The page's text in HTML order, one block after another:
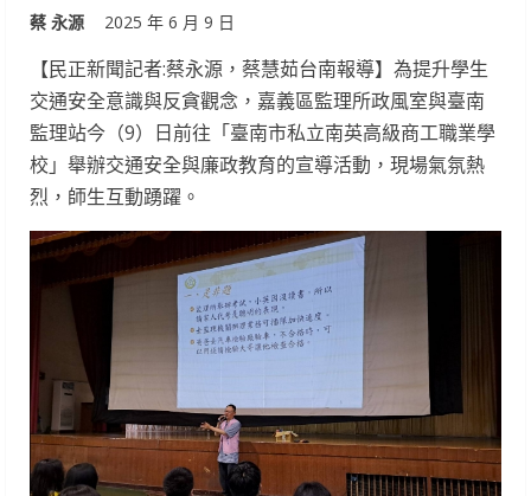
蔡 永源 2025 年 6 月 9 日
【民正新聞記者:蔡永源，蔡慧茹台南報導】為提升學生
交通安全意識與反貪觀念，嘉義區監理所政風室與臺南
監理站今（9）日前往「臺南市私立南英高級商工職業學
校」舉辦交通安全與廉政教育的宣導活動，現場氣氛熱
烈，師生互動踴躍。